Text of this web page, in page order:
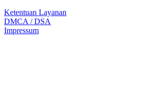
Ketentuan Layanan
DMCA / DSA
Impressum